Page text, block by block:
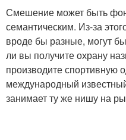
Смешение может быть
семантическим. Из-за
вроде бы разные, могут
ли вы получите охрану
производите спортивную
международный
занимает ту же нишу на